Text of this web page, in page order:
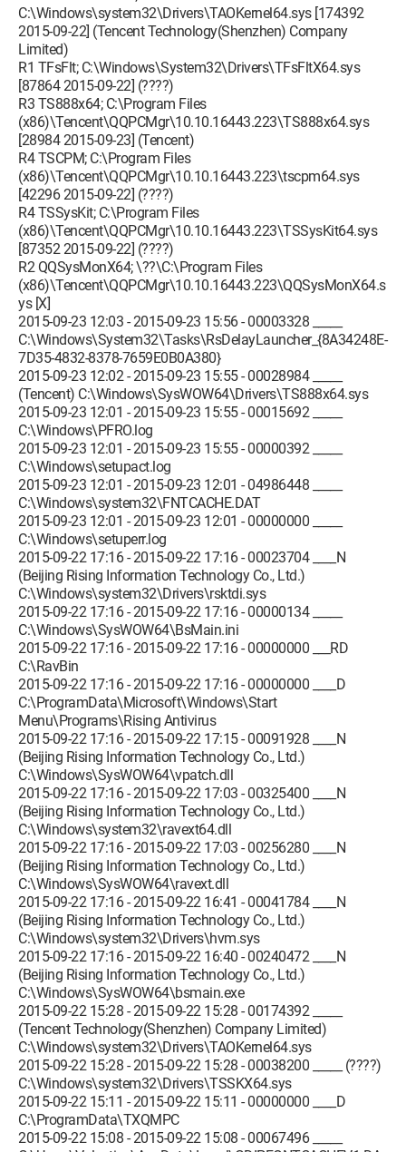
C:\Windows\system32\Drivers\TAOKernel64.sys [174392
2015-09-22] (Tencent Technology(Shenzhen) Company
Limited)
R1 TFsFlt; C:\Windows\System32\Drivers\TFsFltX64.sys
[87864 2015-09-22] (????)
R3 TS888x64; C:\Program Files
(x86)\Tencent\QQPCMgr\10.10.16443.223\TS888x64.sys
[28984 2015-09-23] (Tencent)
R4 TSCPM; C:\Program Files
(x86)\Tencent\QQPCMgr\10.10.16443.223\tscpm64.sys
[42296 2015-09-22] (????)
R4 TSSysKit; C:\Program Files
(x86)\Tencent\QQPCMgr\10.10.16443.223\TSSysKit64.sys
[87352 2015-09-22] (????)
R2 QQSysMonX64; \??\C:\Program Files
(x86)\Tencent\QQPCMgr\10.10.16443.223\QQSysMonX64.s
ys [X]
2015-09-23 12:03 - 2015-09-23 15:56 - 00003328 _____
C:\Windows\System32\Tasks\RsDelayLauncher_{8A34248E-
7D35-4832-8378-7659E0B0A380}
2015-09-23 12:02 - 2015-09-23 15:55 - 00028984 _____
(Tencent) C:\Windows\SysWOW64\Drivers\TS888x64.sys
2015-09-23 12:01 - 2015-09-23 15:55 - 00015692 _____
C:\Windows\PFRO.log
2015-09-23 12:01 - 2015-09-23 15:55 - 00000392 _____
C:\Windows\setupact.log
2015-09-23 12:01 - 2015-09-23 12:01 - 04986448 _____
C:\Windows\system32\FNTCACHE.DAT
2015-09-23 12:01 - 2015-09-23 12:01 - 00000000 _____
C:\Windows\setuperr.log
2015-09-22 17:16 - 2015-09-22 17:16 - 00023704 ____N
(Beijing Rising Information Technology Co., Ltd.)
C:\Windows\system32\Drivers\rsktdi.sys
2015-09-22 17:16 - 2015-09-22 17:16 - 00000134 _____
C:\Windows\SysWOW64\BsMain.ini
2015-09-22 17:16 - 2015-09-22 17:16 - 00000000 ___RD
C:\RavBin
2015-09-22 17:16 - 2015-09-22 17:16 - 00000000 ____D
C:\ProgramData\Microsoft\Windows\Start
Menu\Programs\Rising Antivirus
2015-09-22 17:16 - 2015-09-22 17:15 - 00091928 ____N
(Beijing Rising Information Technology Co., Ltd.)
C:\Windows\SysWOW64\vpatch.dll
2015-09-22 17:16 - 2015-09-22 17:03 - 00325400 ____N
(Beijing Rising Information Technology Co., Ltd.)
C:\Windows\system32\ravext64.dll
2015-09-22 17:16 - 2015-09-22 17:03 - 00256280 ____N
(Beijing Rising Information Technology Co., Ltd.)
C:\Windows\SysWOW64\ravext.dll
2015-09-22 17:16 - 2015-09-22 16:41 - 00041784 ____N
(Beijing Rising Information Technology Co., Ltd.)
C:\Windows\system32\Drivers\hvm.sys
2015-09-22 17:16 - 2015-09-22 16:40 - 00240472 ____N
(Beijing Rising Information Technology Co., Ltd.)
C:\Windows\SysWOW64\bsmain.exe
2015-09-22 15:28 - 2015-09-22 15:28 - 00174392 _____
(Tencent Technology(Shenzhen) Company Limited)
C:\Windows\system32\Drivers\TAOKernel64.sys
2015-09-22 15:28 - 2015-09-22 15:28 - 00038200 _____ (????)
C:\Windows\system32\Drivers\TSSKX64.sys
2015-09-22 15:11 - 2015-09-22 15:11 - 00000000 ____D
C:\ProgramData\TXQMPC
2015-09-22 15:08 - 2015-09-22 15:08 - 00067496 _____